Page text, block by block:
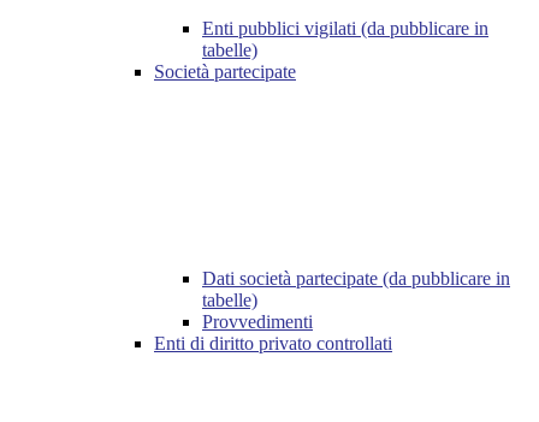
Enti pubblici vigilati (da pubblicare in
tabelle)
Società partecipate
Dati società partecipate (da pubblicare in
tabelle)
Provvedimenti
Enti di diritto privato controllati